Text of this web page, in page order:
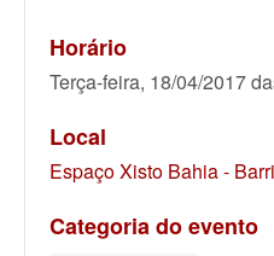
Horário
Terça-feira, 18/04/2017
Local
Espaço Xisto Bahia -
Categoria do evento